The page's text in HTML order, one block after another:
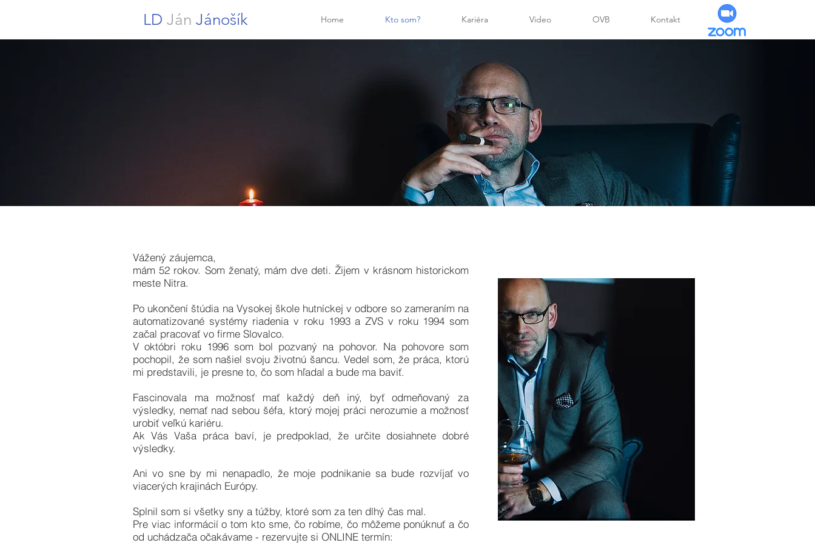
LD Ján Jánošík Home Kto som? Kariéra Video OVB Kontakt
Vážený záujemca,
mám 52 rokov. Som ženatý, mám dve deti. Žijem v krásnom historickom
meste Nitra.
Po ukončení štúdia na Vysokej škole hutníckej v odbore so zameraním na
automatizované systémy riadenia v roku 1993 a ZVS v roku 1994 som
začal pracovať vo firme Slovalco.
V októbri roku 1996 som bol pozvaný na pohovor. Na pohovore som
pochopil, že som našiel svoju životnú šancu. Vedel som, že práca, ktorú
mi predstavili, je presne to, čo som hľadal a bude ma baviť.
Fascinovala ma možnosť mať každý deň iný, byť odmeňovaný za
výsledky, nemať nad sebou šéfa, ktorý mojej práci nerozumie a možnosť
urobiť veľkú kariéru.
Ak Vás Vaša práca baví, je predpoklad, že určite dosiahnete dobré
výsledky.
Ani vo sne by mi nenapadlo, že moje podnikanie sa bude rozvíjať vo
viacerých krajinách Európy.
Splnil som si všetky sny a túžby, ktoré som za ten dlhý čas mal.
Pre viac informácií o tom kto sme, čo robíme, čo môžeme ponúknuť a čo
od uchádzača očakávame - rezervujte si ONLINE termín: